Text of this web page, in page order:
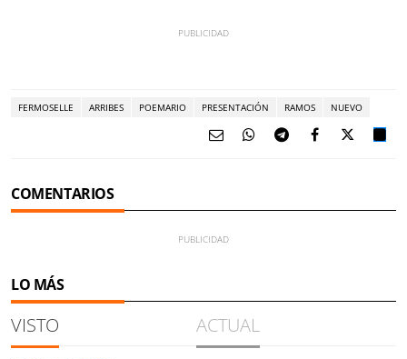
FERMOSELLE ARRIBES POEMARIO PRESENTACIÓN RAMOS NUEVO
COMENTARIOS
LO MÁS
VISTO ACTUAL